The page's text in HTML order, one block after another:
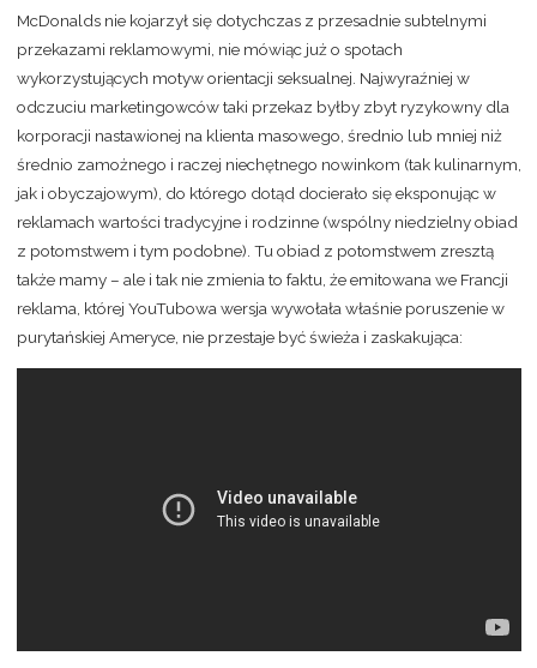
McDonalds nie kojarzył się dotychczas z przesadnie subtelnymi
przekazami reklamowymi, nie mówiąc już o spotach
wykorzystujących motyw orientacji seksualnej. Najwyraźniej w
odczuciu marketingowców taki przekaz byłby zbyt ryzykowny dla
korporacji nastawionej na klienta masowego, średnio lub mniej niż
średnio zamożnego i raczej niechętnego nowinkom (tak kulinarnym,
jak i obyczajowym), do którego dotąd docierało się eksponując w
reklamach wartości tradycyjne i rodzinne (wspólny niedzielny obiad
z potomstwem i tym podobne). Tu obiad z potomstwem zresztą
także mamy – ale i tak nie zmienia to faktu, że emitowana we Francji
reklama, której YouTubowa wersja wywołała właśnie poruszenie w
purytańskiej Ameryce, nie przestaje być świeża i zaskakująca: